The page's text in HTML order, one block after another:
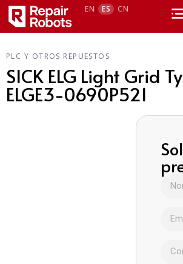
EN ES CN
PLC Y OTROS REPUESTOS
SICK ELG Light Grid
ELGE3-0690P521